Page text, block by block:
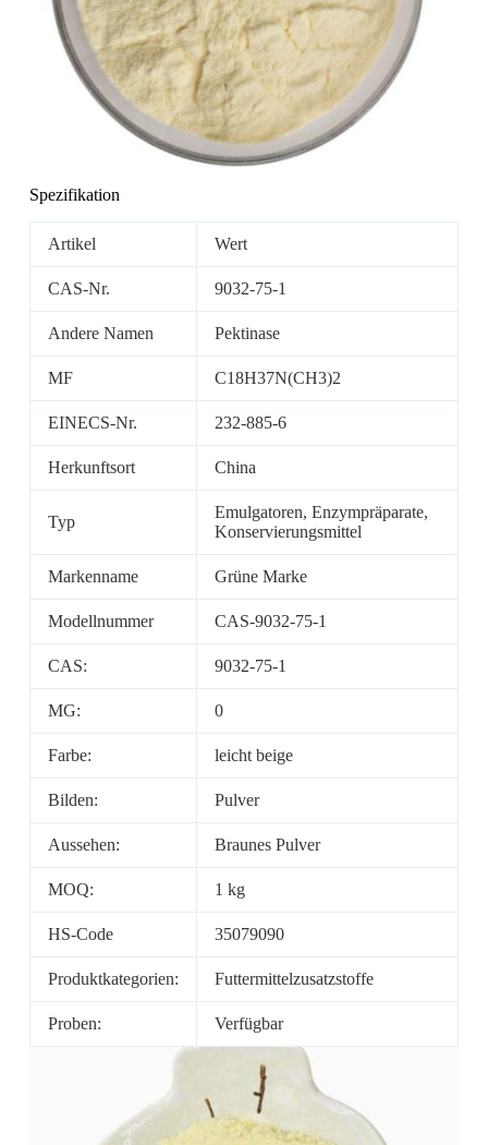
Spezifikation
Artikel Wert
CAS-Nr. 9032-75-1
Andere Namen Pektinase
MF C18H37N(CH3)2
EINECS-Nr. 232-885-6
Herkunftsort China
Typ
Emulgatoren, Enzympräparate,
Konservierungsmittel
Markenname Grüne Marke
Modellnummer CAS-9032-75-1
CAS: 9032-75-1
MG: 0
Farbe: leicht beige
Bilden: Pulver
Aussehen: Braunes Pulver
MOQ: 1 kg
HS-Code 35079090
Produktkategorien: Futtermittelzusatzstoffe
Proben: Verfügbar